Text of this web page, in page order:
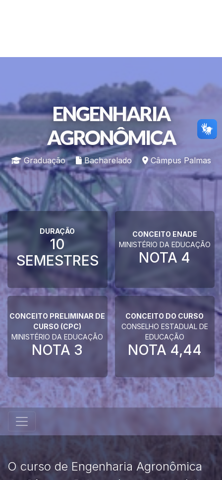
ENGENHARIA
AGRONÔMICA
Graduação Bacharelado Câmpus Palmas
DURAÇÃO
10
SEMESTRES
CONCEITO ENADE
MINISTÉRIO DA EDUCAÇÃO
NOTA 4
CONCEITO PRELIMINAR DE
CURSO (CPC)
MINISTÉRIO DA EDUCAÇÃO
NOTA 3
CONCEITO DO CURSO
CONSELHO ESTADUAL DE
EDUCAÇÃO
NOTA 4,44
O curso de Engenharia Agronômica